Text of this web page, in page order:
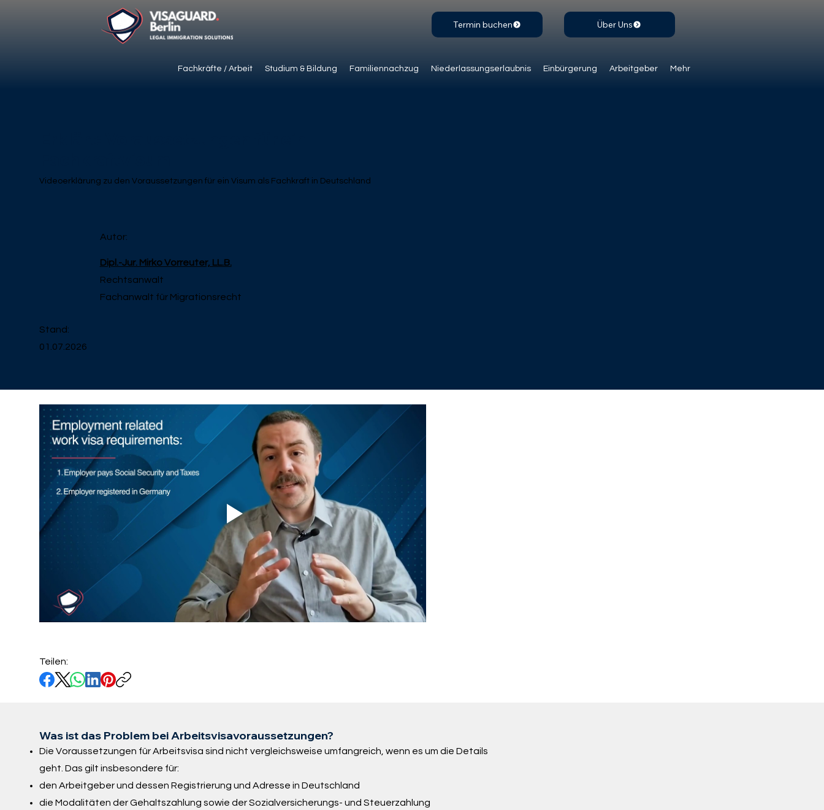
Fachkräfte / Arbeit Studium & Bildung Familiennachzug Niederlassungserlaubnis Einbürgerung Arbeitgeber Mehr
Termin buchen Über Uns
Videoerklärung zu den Voraussetzungen für ein Visum als Fachkraft in Deutschland
Autor:
Dipl.-Jur. Mirko Vorreuter, LL.B.
Rechtsanwalt
Fachanwalt für Migrationsrecht
Stand:
01.07.2026
Teilen:
Was ist das Problem bei Arbeitsvisavoraussetzungen?
Die Voraussetzungen für Arbeitsvisa sind nicht vergleichsweise umfangreich, wenn es um die Details
geht. Das gilt insbesondere für:
den Arbeitgeber und dessen Registrierung und Adresse in Deutschland
die Modalitäten der Gehaltszahlung sowie der Sozialversicherungs- und Steuerzahlung